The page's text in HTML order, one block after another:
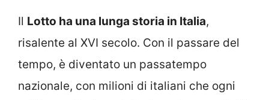
Il Lotto ha una lunga storia in Italia,
risalente al XVI secolo. Con il passare del
tempo, è diventato un passatempo
nazionale, con milioni di italiani che ogni